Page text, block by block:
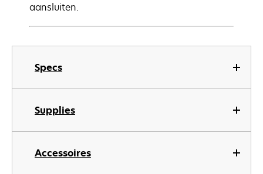
Specs
Supplies
Accessoires
aansluiten.